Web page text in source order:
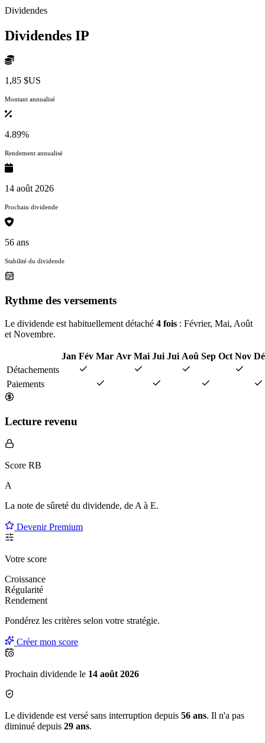
Dividendes
Dividendes IP
1,85 $US
Montant annualisé
4.89%
Rendement annualisé
14 août 2026
Prochain dividende
56 ans
Stabilité du dividende
Rythme des versements
Le dividende est habituellement détaché 4 fois : Février, Mai, Août
et Novembre.
Jan Fév Mar Avr Mai Jui Jui Aoû Sep Oct Nov
Détachements
Paiements
Lecture revenu
Score RB
A
La note de sûreté du dividende, de A à E.
Devenir Premium
Votre score
Croissance
Régularité
Rendement
Pondérez les critères selon votre stratégie.
Créer mon score
Prochain dividende le 14 août 2026
Le dividende est versé sans interruption depuis 56 ans. Il n'a pas
diminué depuis 29 ans.